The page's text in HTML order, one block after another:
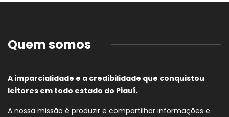
Quem somos
A imparcialidade e a credibilidade que conquistou
leitores em todo estado do Piauí.
A nossa missão é produzir e compartilhar informações e